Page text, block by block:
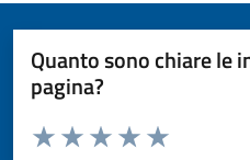
Quanto sono chiare le
pagina?
Valuta da 1 a 5 stelle la pagina